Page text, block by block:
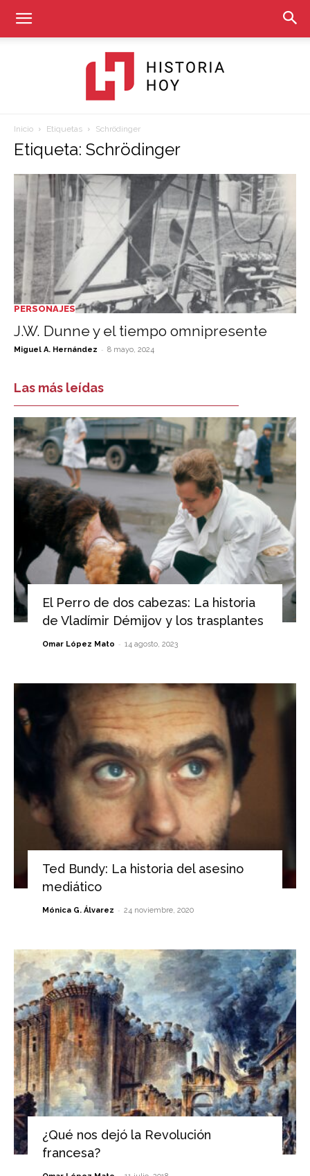
Hoy
Inicio Etiquetas Schrödinger
Etiqueta: Schrödinger
PERSONAJES
J.W. Dunne y el tiempo omnipresente
Miguel A. Hernández - 8 mayo, 2024
Las más leídas
El Perro de dos cabezas: La historia
de Vladímir Démijov y los trasplantes
Omar López Mato - 14 agosto, 2023
Ted Bundy: La historia del asesino
mediático
Mónica G. Álvarez - 24 noviembre, 2020
¿Qué nos dejó la Revolución
francesa?